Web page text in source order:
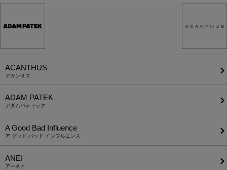
ACANTHUS
アカンサス
ADAM PATEK
アダムパティック
A Good Bad Influence
ア グッド バッド インフルエンス
ANEI
アーネイ